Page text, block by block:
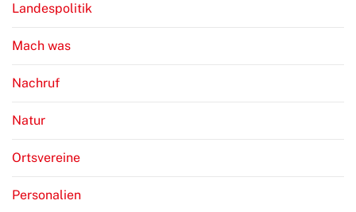
Landespolitik
Mach was
Nachruf
Natur
Ortsvereine
Personalien